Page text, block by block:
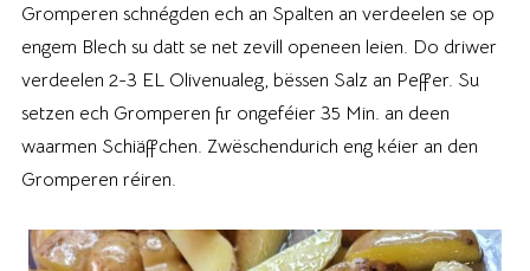
Gromperen schnégden ech an Spalten an verdeelen se op
engem Blech su datt se net zevill openeen leien. Do driwer
verdeelen 2-3 EL Olivenualeg, bëssen Salz an Peffer. Su
setzen ech Gromperen fir ongeféier 35 Min. an deen
waarmen Schiäffchen. Zwëschendurich eng kéier an den
Gromperen réiren.